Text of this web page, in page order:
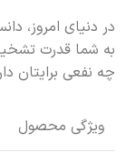
در دنیای امروز،
به شما قدرت
چه نفعی برایتان
ویژگی محصول